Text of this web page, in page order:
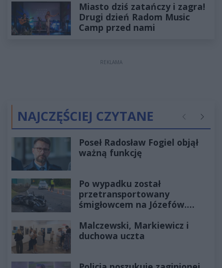
Miasto dziś zatańczy i zagra!
Drugi dzień Radom Music
Camp przed nami
REKLAMA
NAJCZĘŚCIEJ CZYTANE Poprzednie
Poseł Radosław Fogiel objął
ważną funkcję
Po wypadku został
przetransportowany
śmigłowcem na Józefów.
Malczewski, Markiewicz i
duchowa uczta